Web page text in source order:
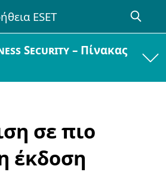
Security – Πίνακας
σε πιο
έκδοση